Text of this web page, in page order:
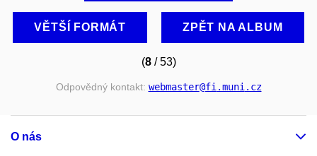
VĚTŠÍ FORMÁT ZPĚT NA ALBUM
(8/ 53)
Odpovědný kontakt: webmaster@fi.muni.cz
O nás